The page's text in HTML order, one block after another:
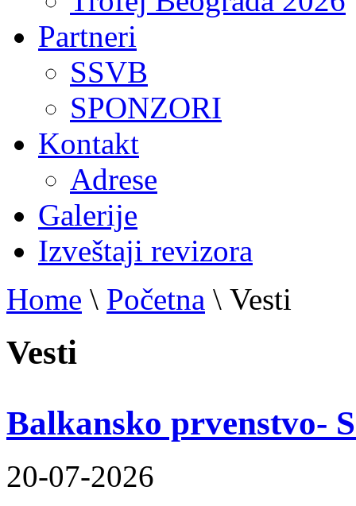
Partneri
SSVB
SPONZORI
Kontakt
Adrese
Galerije
Izveštaji revizora
Home \ Početna \ Vesti
Vesti
Balkansko prvenstvo-
20-07-2026